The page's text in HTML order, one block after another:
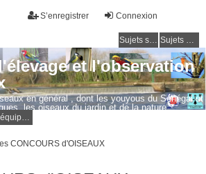
Connexion
S’enregistrer
Sujets sans réponse Sujets actifs
et l'observation
en général , dont les youyous du Sénégal et
les oiseaux du jardin et de la nature.
CONCOURS d'OISEAUX